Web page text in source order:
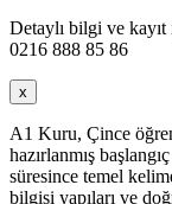
Detaylı bilgi ve kayıt
0216 888 85 86
x
A1 Kuru, Çince
hazırlanmış
süresince temel
bilgisi yapıları ve